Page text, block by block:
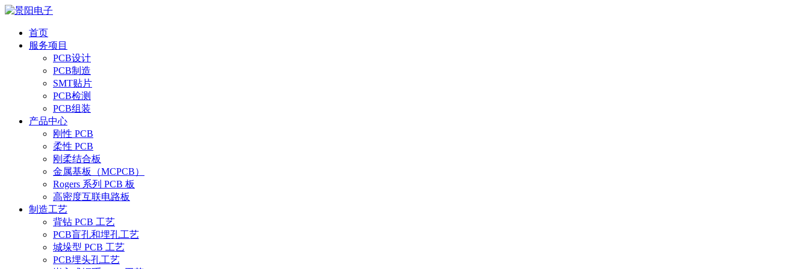
首页
服务项目
PCB设计
PCB制造
SMT贴片
PCB检测
PCB组装
产品中心
刚性 PCB
柔性 PCB
刚柔结合板
金属基板（MCPCB）
Rogers 系列 PCB 板
高密度互联电路板
制造工艺
背钻 PCB 工艺
PCB盲孔和埋孔工艺
城垛型 PCB 工艺
PCB埋头孔工艺